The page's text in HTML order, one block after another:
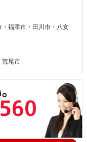
福津市・田川市・八女
荒尾市